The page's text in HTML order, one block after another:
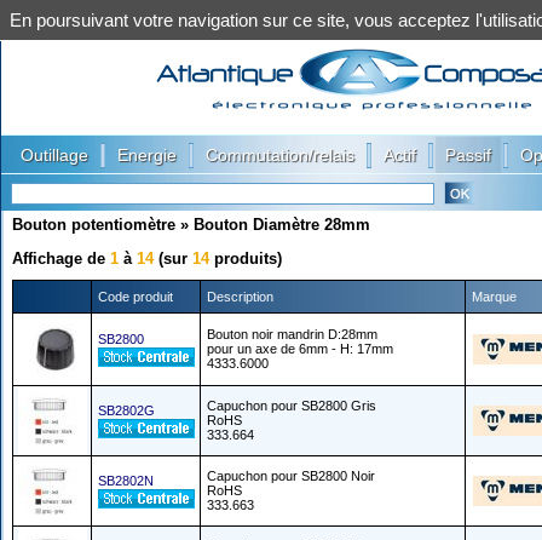
Outillage Energie Commutation/relais Actif Passif
Bouton potentiomètre » Bouton Diamètre 28mm
Affichage de 1 à 14(sur 14produits)
Code produit Description Marque
SB2800
Bouton noir mandrin D:28mm
pour un axe de 6mm - H: 17mm
4333.6000
SB2802G
Capuchon pour SB2800 Gris
RoHS
333.664
SB2802N
Capuchon pour SB2800 Noir
RoHS
333.663
En poursuivant votre navigation sur ce site, vous acceptez